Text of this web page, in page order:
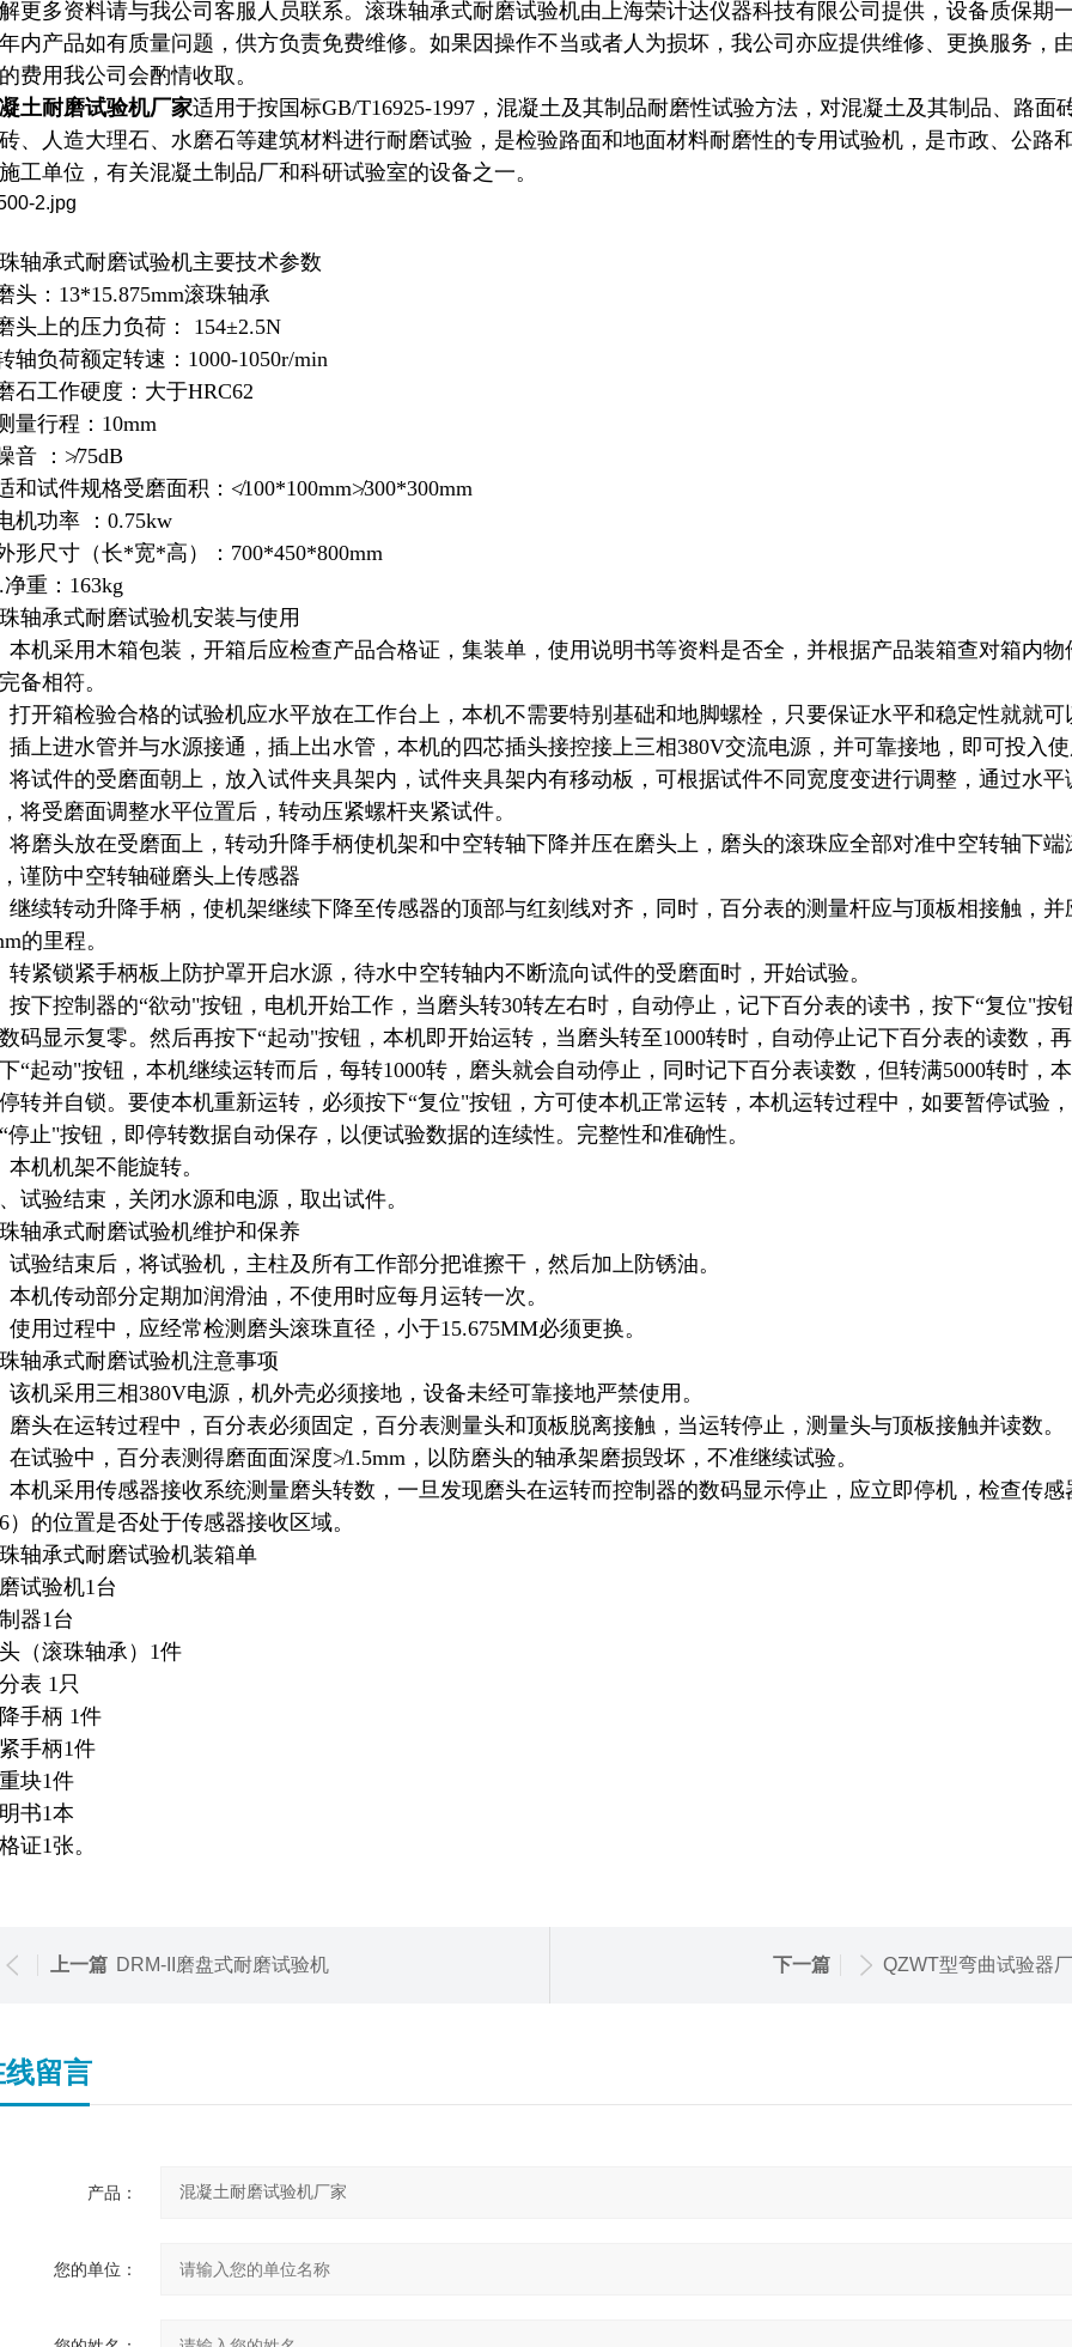
更多资料请与我公司客服人员联系。滚珠轴承式耐磨试验机由上海荣计达仪器科技有限公司提供，设备质保期
内产品如有质量问题，供方负责免费维修。如果因操作不当或者人为损坏，我公司亦应提供维修、更换服务，
费用我公司会酌情收取。
土耐磨试验机厂家适用于按国标GB/T16925-1997，混凝土及其制品耐磨性试验方法，对混凝土及其制品、路面
、人造大理石、水磨石等建筑材料进行耐磨试验，是检验路面和地面材料耐磨性的专用试验机，是市政、公路
工单位，有关混凝土制品厂和科研试验室的设备之一。
轴承式耐磨试验机主要技术参数
头：13*15.875mm滚珠轴承
头上的压力负荷： 154±2.5N
轴负荷额定转速：1000-1050r/min
石工作硬度：大于HRC62
量行程：10mm
音 ：≯75dB
和试件规格受磨面积：≮100*100mm≯300*300mm
机功率 ：0.75kw
形尺寸（长*宽*高）：700*450*800mm
净重：163kg
轴承式耐磨试验机安装与使用
本机采用木箱包装，开箱后应检查产品合格证，集装单，使用说明书等资料是否全，并根据产品装箱查对箱内物
备相符。
打开箱检验合格的试验机应水平放在工作台上，本机不需要特别基础和地脚螺栓，只要保证水平和稳定性就就可
插上进水管并与水源接通，插上出水管，本机的四芯插头接控接上三相380V交流电源，并可靠接地，即可投入
将试件的受磨面朝上，放入试件夹具架内，试件夹具架内有移动板，可根据试件不同宽度变进行调整，通过水平
将受磨面调整水平位置后，转动压紧螺杆夹紧试件。
将磨头放在受磨面上，转动升降手柄使机架和中空转轴下降并压在磨头上，磨头的滚珠应全部对准中空转轴下端
谨防中空转轴碰磨头上传感器
继续转动升降手柄，使机架继续下降至传感器的顶部与红刻线对齐，同时，百分表的测量杆应与顶板相接触，并
的里程。
转紧锁紧手柄板上防护罩开启水源，待水中空转轴内不断流向试件的受磨面时，开始试验。
按下控制器的“欲动"按钮，电机开始工作，当磨头转30转左右时，自动停止，记下百分表的读书，按下“复位"按
码显示复零。然后再按下“起动"按钮，本机即开始运转，当磨头转至1000转时，自动停止记下百分表的读数，
“起动"按钮，本机继续运转而后，每转1000转，磨头就会自动停止，同时记下百分表读数，但转满5000转时，
转并自锁。要使本机重新运转，必须按下“复位"按钮，方可使本机正常运转，本机运转过程中，如要暂停试验
停止"按钮，即停转数据自动保存，以便试验数据的连续性。完整性和准确性。
本机机架不能旋转。
试验结束，关闭水源和电源，取出试件。
轴承式耐磨试验机维护和保养
试验结束后，将试验机，主柱及所有工作部分把谁擦干，然后加上防锈油。
本机传动部分定期加润滑油，不使用时应每月运转一次。
使用过程中，应经常检测磨头滚珠直径，小于15.675MM必须更换。
轴承式耐磨试验机注意事项
该机采用三相380V电源，机外壳必须接地，设备未经可靠接地严禁使用。
磨头在运转过程中，百分表必须固定，百分表测量头和顶板脱离接触，当运转停止，测量头与顶板接触并读数。
在试验中，百分表测得磨面面深度≯1.5mm，以防磨头的轴承架磨损毁坏，不准继续试验。
本机采用传感器接收系统测量磨头转数，一旦发现磨头在运转而控制器的数码显示停止，应立即停机，检查传感
）的位置是否处于传感器接收区域。
轴承式耐磨试验机装箱单
试验机1台
器1台
（滚珠轴承）1件
表 1只
手柄 1件
手柄1件
块1件
书1本
证1张。
上一篇 DRM-II磨盘式耐磨试验机 下一篇 QZWT型弯曲试验器
线留言
产品：
您的单位：